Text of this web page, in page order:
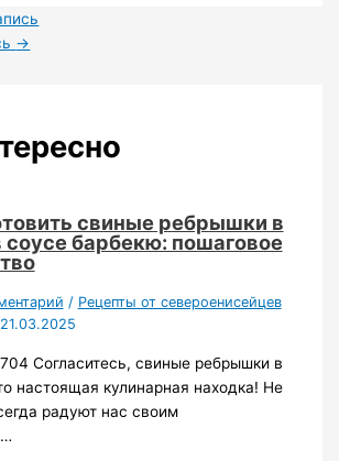
→
свиные ребрышки в
соусе барбекю: пошаговое
/ Рецепты от североенисейцев
21.03.2025
Согласитесь, свиные ребрышки в
настоящая кулинарная находка! Не
радуют нас своим